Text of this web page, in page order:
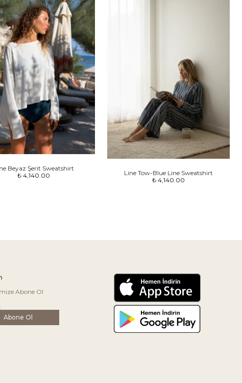
Beyaz Şerit Sweatshirt
₺ 4,140.00
Line Tow-Blue Line Sweatshirt
₺ 4,140.00
Abone Ol
Abone Ol